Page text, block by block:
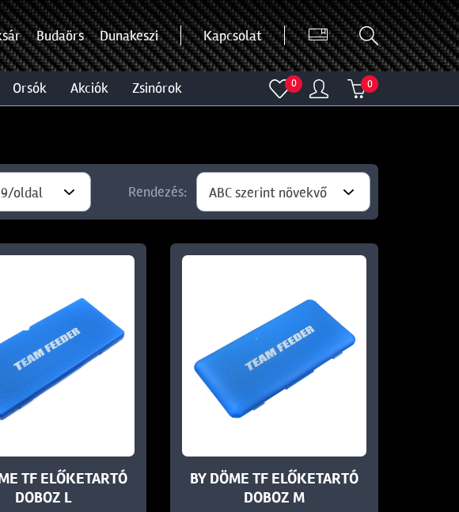
Budaörs Dunakeszi Kapcsolat
orsók akciók zsinórok 0 0
9/oldal Rendezés: ABC szerint növekvő
TF ELŐKETARTÓ
DOBOZ L
BY DÖME TF ELŐKETARTÓ
DOBOZ M